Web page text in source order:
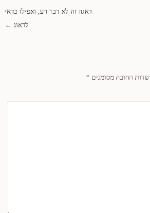
דאגה זה לא דבר רע, ואפילו כדאי
לדאוג ←
שדות החובה מסומנים *